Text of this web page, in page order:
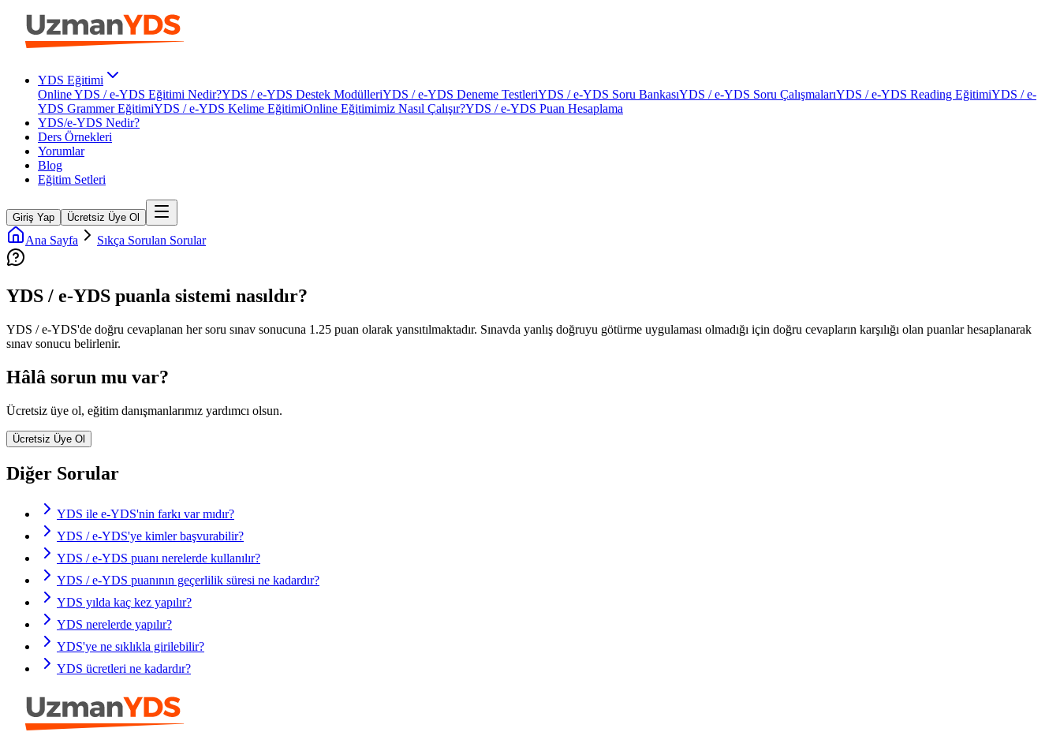
YDS Eğitimi
Online YDS / e-YDS Eğitimi Nedir?YDS / e-YDS Destek ModülleriYDS / e-YDS Deneme TestleriYDS / e-YDS Soru BankasıYDS / e-YDS Soru ÇalışmalarıYDS / e-YDS Reading EğitimiYDS / e-
YDS Grammer EğitimiYDS / e-YDS Kelime EğitimiOnline Eğitimimiz Nasıl Çalışır?YDS / e-YDS Puan Hesaplama
YDS/e-YDS Nedir?
Ders Örnekleri
Yorumlar
Blog
Eğitim Setleri
Giriş Yap Ücretsiz Üye Ol
Ana Sayfa Sıkça Sorulan Sorular
YDS / e-YDS puanla sistemi nasıldır?
YDS / e-YDS'de doğru cevaplanan her soru sınav sonucuna 1.25 puan olarak yansıtılmaktadır. Sınavda yanlış doğruyu götürme uygulaması olmadığı için doğru cevapların karşılığı olan puanlar hesaplanarak
sınav sonucu belirlenir.
Hâlâ sorun mu var?
Ücretsiz üye ol, eğitim danışmanlarımız yardımcı olsun.
Ücretsiz Üye Ol
Diğer Sorular
YDS ile e-YDS'nin farkı var mıdır?
YDS / e-YDS'ye kimler başvurabilir?
YDS / e-YDS puanı nerelerde kullanılır?
YDS / e-YDS puanının geçerlilik süresi ne kadardır?
YDS yılda kaç kez yapılır?
YDS nerelerde yapılır?
YDS'ye ne sıklıkla girilebilir?
YDS ücretleri ne kadardır?